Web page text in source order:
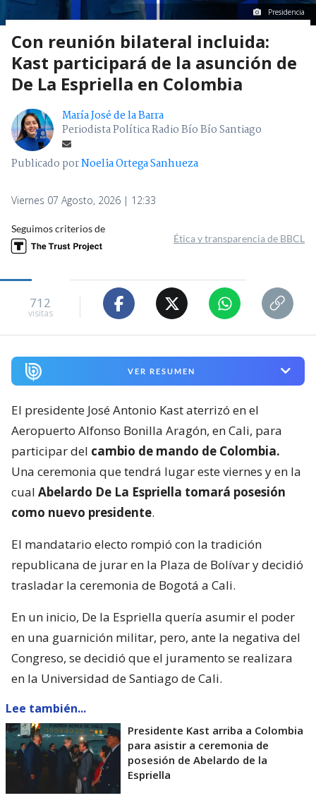
Presidencia
Con reunión bilateral incluida:
Kast participará de la asunción de
De La Espriella en Colombia
María José de la Barra
Periodista Política Radio Bío Bío Santiago
Publicado porNoelia Ortega Sanhueza
Viernes 07 Agosto, 2026 | 12:33
Seguimos criterios de
Ética y transparencia de BBCL
712
visitas
VER RESUMEN
El presidente José Antonio Kast aterrizó en el
Aeropuerto Alfonso Bonilla Aragón, en Cali, para
participar del cambio de mando de Colombia.
Una ceremonia que tendrá lugar este viernes y en la
cual Abelardo De La Espriella tomará posesión
como nuevo presidente.
El mandatario electo rompió con la tradición
republicana de jurar en la Plaza de Bolívar y decidió
trasladar la ceremonia de Bogotá a Cali.
En un inicio, De la Espriella quería asumir el poder
en una guarnición militar, pero, ante la negativa del
Congreso, se decidió que el juramento se realizara
en la Universidad de Santiago de Cali.
Lee también...
Presidente Kast arriba a Colombia
para asistir a ceremonia de
posesión de Abelardo de la
Espriella